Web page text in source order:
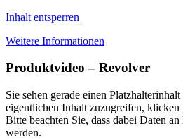
Inhalt entsperren
Weitere Informationen
Produktvideo – Revolver
Sie sehen gerade einen Platzhalterinhalt
eigentlichen Inhalt zuzugreifen, klicken
Bitte beachten Sie, dass dabei Daten
werden.